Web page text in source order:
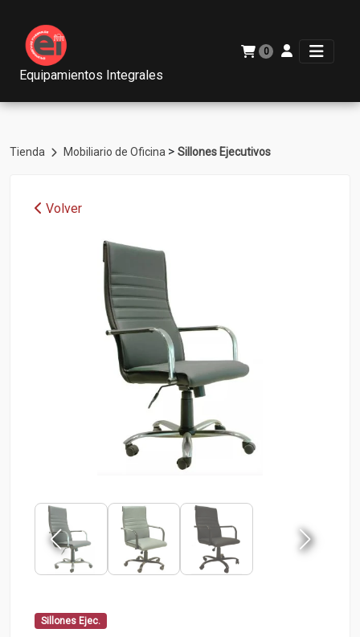
Equipamientos Integrales
0
Tienda Mobiliario de Oficina > Sillones Ejecutivos
Volver
Sillones Ejec.